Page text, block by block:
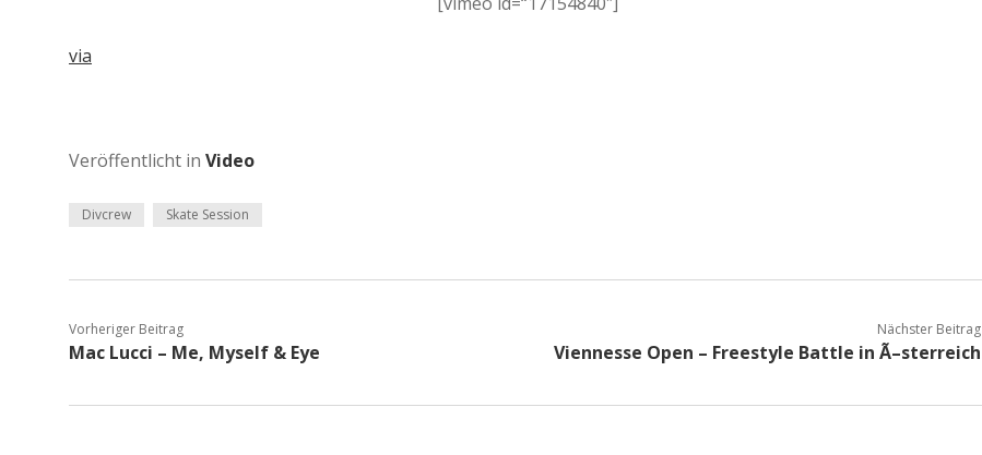
via
Veröffentlicht in Video
Divcrew Skate Session
Vorheriger Beitrag
Mac Lucci – Me, Myself & Eye
Nächster Beitrag
Viennesse Open – Freestyle Battle in Ã–sterreich